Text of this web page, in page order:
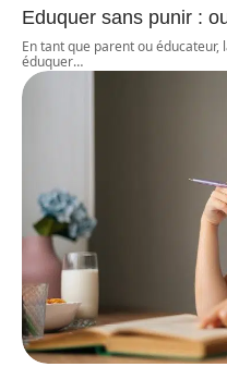
Eduquer sans punir :
En tant que parent ou
éduquer…